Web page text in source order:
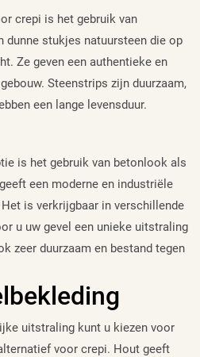
crepi is het gebruik van
stukjes natuursteen die op
Ze geven een authentieke en
Steenstrips zijn duurzaam,
een lange levensduur.
is het gebruik van betonlook als
een moderne en industriële
is verkrijgbaar in verschillende
u uw gevel een unieke uitstraling
zeer duurzaam en bestand tegen
uitstraling kunt u kiezen voor
voor crepi. Hout geeft